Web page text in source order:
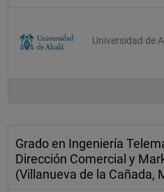
Universidad de
Grado en Ingeniería
Dirección Comercial y
(Villanueva de la Cañada,